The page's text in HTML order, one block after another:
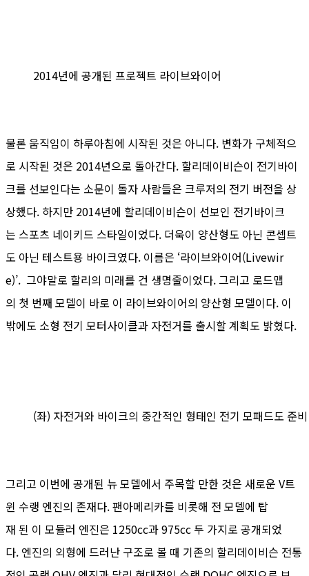
2014년에 공개된 프로젝트 라이브와이어
물론 움직임이 하루아침에 시작된 것은 아니다. 변화가 구체적으
로 시작된 것은 2014년으로 돌아간다. 할리데이비슨이 전기바이
크를 선보인다는 소문이 돌자 사람들은 크루저의 전기 버전을 상
상했다. 하지만 2014년에 할리데이비슨이 선보인 전기바이크
는 스포츠 네이키드 스타일이었다. 더욱이 양산형도 아닌 콘셉트
도 아닌 테스트용 바이크였다. 이름은 ‘라이브와이어(Livewir
e)’. 그야말로 할리의 미래를 건 생명줄이었다. 그리고 로드맵
의 첫 번째 모델이 바로 이 라이브와이어의 양산형 모델이다. 이
밖에도 소형 전기 모터사이클과 자전거를 출시할 계획도 밝혔다.
(좌) 자전거와 바이크의 중간적인 형태인 전기 모패드도 준
그리고 이번에 공개된 뉴 모델에서 주목할 만한 것은 새로운 V트
윈 수랭 엔진의 존재다. 팬아메리카를 비롯해 전 모델에 탑
재 된 이 모듈러 엔진은 1250cc과 975cc 두 가지로 공개되었
다. 엔진의 외형에 드러난 구조로 볼 때 기존의 할리데이비슨 전통